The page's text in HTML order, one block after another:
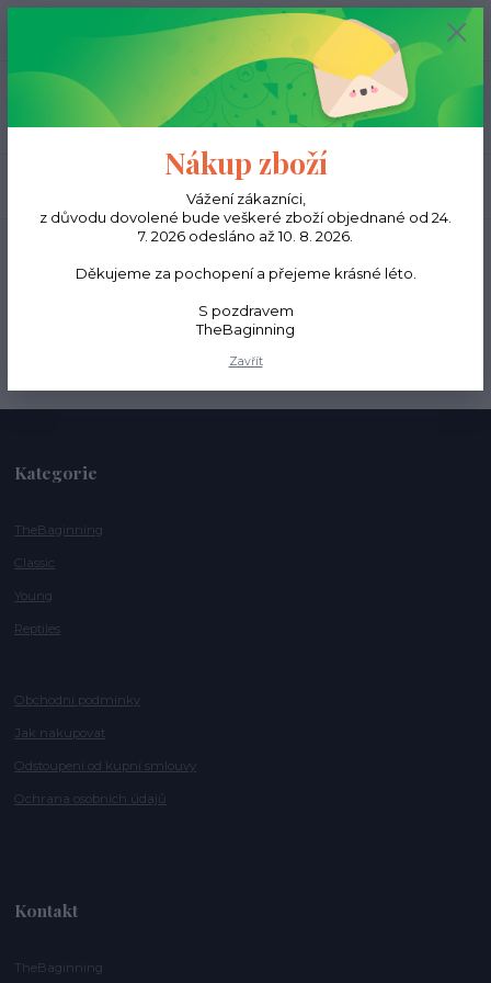
Menu
0,00 Kč
Úvod Batohy Pánské batohy
Pánské batohy
V této kategorii nebylo nalezeno žádné zboží.
Kategorie
TheBaginning
Classic
Young
Reptiles
Obchodní podmínky
Jak nakupovat
Odstoupení od kupní smlouvy
Ochrana osobních údajů
Kontakt
TheBaginning
Nákup zboží
Vážení zákazníci,
z důvodu dovolené bude veškeré zboží objednané od 24.
7. 2026 odesláno až 10. 8. 2026.
Děkujeme za pochopení a přejeme krásné léto.
S pozdravem
TheBaginning
Zavřít